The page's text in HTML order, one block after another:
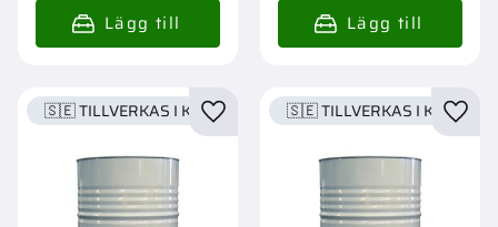
🇸🇪 TILLVERKAS I KARLSTADLägg till i favoriter
🇸🇪 TILLVERKAS I